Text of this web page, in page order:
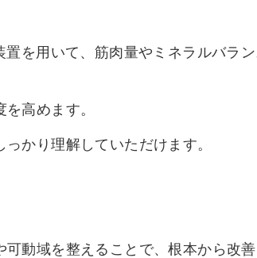
を用いて、筋肉量やミネラルバラ
高めます。
かり理解していただけます。
動域を整えることで、根本から改